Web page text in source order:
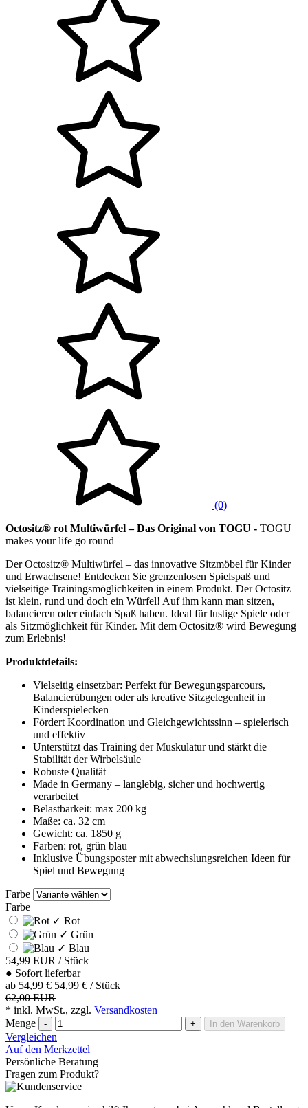
(0)
Octositz® rot Multiwürfel – Das Original von TOGU - TOGU
makes your life go round
Der Octositz® Multiwürfel – das innovative Sitzmöbel für Kinder
und Erwachsene! Entdecken Sie grenzenlosen Spielspaß und
vielseitige Trainingsmöglichkeiten in einem Produkt. Der Octositz
ist klein, rund und doch ein Würfel! Auf ihm kann man sitzen,
balancieren oder einfach Spaß haben. Ideal für lustige Spiele oder
als Sitzmöglichkeit für Kinder. Mit dem Octositz® wird Bewegung
zum Erlebnis!
Produktdetails:
Vielseitig einsetzbar: Perfekt für Bewegungsparcours,
Balancierübungen oder als kreative Sitzgelegenheit in
Kinderspielecken
Fördert Koordination und Gleichgewichtssinn – spielerisch
und effektiv
Unterstützt das Training der Muskulatur und stärkt die
Stabilität der Wirbelsäule
Robuste Qualität
Made in Germany – langlebig, sicher und hochwertig
verarbeitet
Belastbarkeit: max 200 kg
Maße: ca. 32 cm
Gewicht: ca. 1850 g
Farben: rot, grün blau
Inklusive Übungsposter mit abwechslungsreichen Ideen für
Spiel und Bewegung
Farbe
Farbe
✓ Rot
✓ Grün
✓ Blau
54,99 EUR / Stück
● Sofort lieferbar
ab 54,99 € 54,99 € / Stück
62,00 EUR
* inkl. MwSt., zzgl. Versandkosten
Menge
- + In den Warenkorb
Vergleichen
Auf den Merkzettel
Persönliche Beratung
Fragen zum Produkt?